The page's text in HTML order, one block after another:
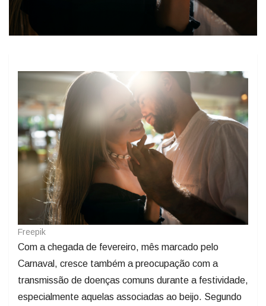
Freepik
Com a chegada de fevereiro, mês marcado pelo
Carnaval, cresce também a preocupação com a
transmissão de doenças comuns durante a festividade,
especialmente aquelas associadas ao beijo. Segundo